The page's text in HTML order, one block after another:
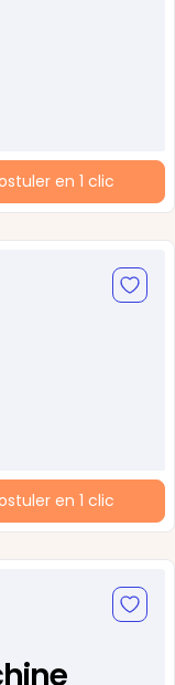
en 1 clic
en 1 clic